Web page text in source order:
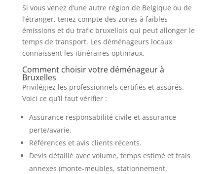
Si vous venez d’une autre région de Belgique ou de
l’étranger, tenez compte des zones à faibles
émissions et du trafic bruxellois qui peut allonger le
temps de transport. Les déménageurs locaux
connaissent les itinéraires optimaux.
Comment choisir votre déménageur à
Bruxelles
Privilégiez les professionnels certifiés et assurés.
Voici ce qu’il faut vérifier :
Assurance responsabilité civile et assurance
perte/avarie.
Références et avis clients récents.
Devis détaillé avec volume, temps estimé et frais
annexes (monte-meubles, stationnement,